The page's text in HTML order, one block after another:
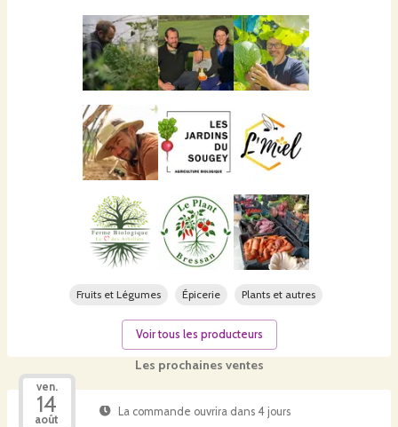
Les prochaines ventes
ven.
14
août
La commande ouvrira dans 4 jours
Fruits et Légumes Épicerie Plants et autres
Voir tous les producteurs